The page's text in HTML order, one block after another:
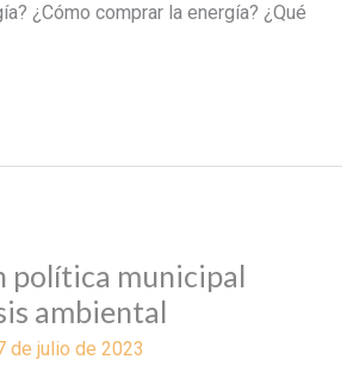
¿Cómo comprar la energía? ¿Qué
política municipal
ambiental
de julio de 2023